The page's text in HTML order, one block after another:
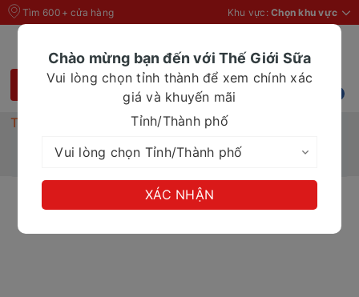
Tìm 600+ cửa hàng Khu vực: Chọn khu vực
Trang chủ
Sữa chua uống TH True Yogurt Topkid hương cam
Chào mừng bạn đến với Thế Giới Sữa
Vui lòng chọn tỉnh thành để xem chính xác
giá và khuyến mãi
Tỉnh/Thành phố
XÁC NHẬN